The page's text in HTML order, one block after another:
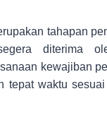
tahapan
diterima
kewajiban
tepat waktu